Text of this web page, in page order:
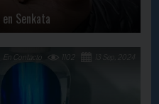
Senkata
1102
En Contacto